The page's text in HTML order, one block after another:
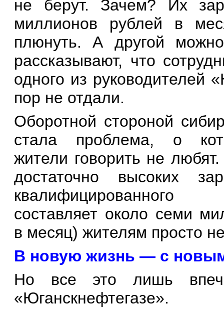
не берут. Зачем? Их
миллионов рублей в
плюнуть. А другой
рассказывают, что
одного из руководителей
пор не отдали.
Оборотной стороной
стала проблема, о
жители говорить не
достаточно высоких
составляет около семи
в месяц) жителям просто
В новую жизнь — с
Но все это лишь
«Юганскнефтегазе».